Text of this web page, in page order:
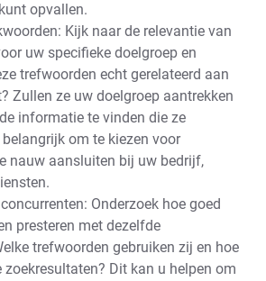
opvallen.
Kijk naar de relevantie van
uw specifieke doelgroep en
trefwoorden echt gerelateerd aan
Zullen ze uw doelgroep aantrekken
informatie te vinden die ze
om te kiezen voor
nauw aansluiten bij uw bedrijf,
Onderzoek hoe goed
presteren met dezelfde
trefwoorden gebruiken zij en hoe
zoekresultaten? Dit kan u helpen om